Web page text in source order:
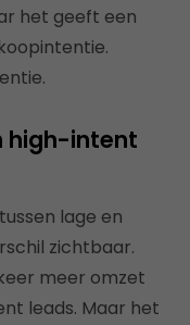
het geeft een
high-intent
lage en
zichtbaar.
meer omzet
leads. Maar het